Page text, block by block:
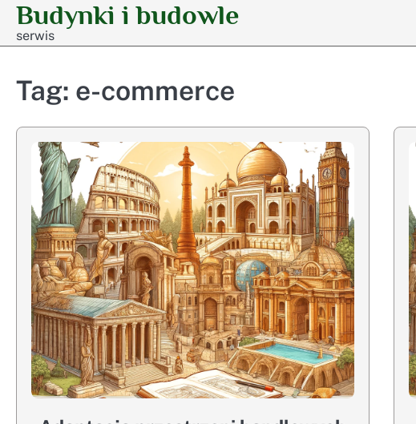
Skip
content
Budynki i budowle
serwis
Tag: e-commerce